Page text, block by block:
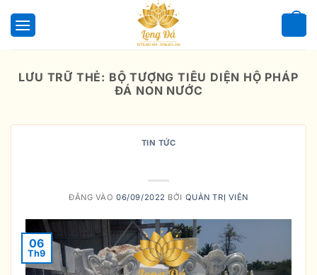
qua
LƯU TRỮ THẺ: BỘ TƯỢNG TIÊU DIỆN HỘ PHÁP
ĐÁ NON NƯỚC
TIN TỨC
ĐĂNG VÀO06/09/2022 BỞI QUẢN TRỊ VIÊN
06
Th9